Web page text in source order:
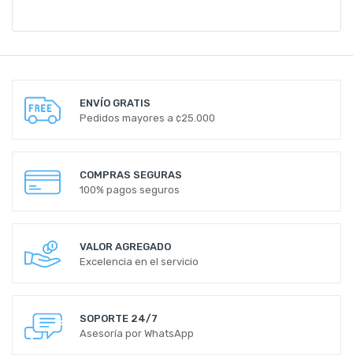
ENVÍO GRATIS
Pedidos mayores a ¢25.000
COMPRAS SEGURAS
100% pagos seguros
VALOR AGREGADO
Excelencia en el servicio
SOPORTE 24/7
Asesoría por WhatsApp